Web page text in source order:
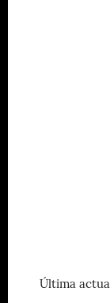
Última